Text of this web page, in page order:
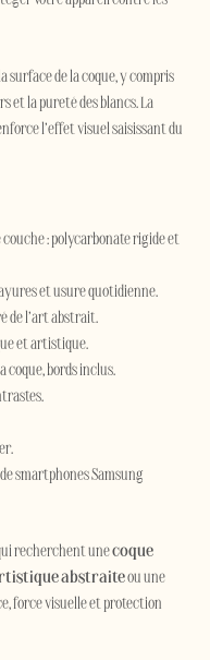
surface de la coque, y compris
et la pureté des blancs. La
l’effet visuel saisissant du
: polycarbonate rigide et
et usure quotidienne.
de l’art abstrait.
et artistique.
coque, bords inclus.
smartphones Samsung
recherchent unecoque
abstraiteou une
force visuelle et protection